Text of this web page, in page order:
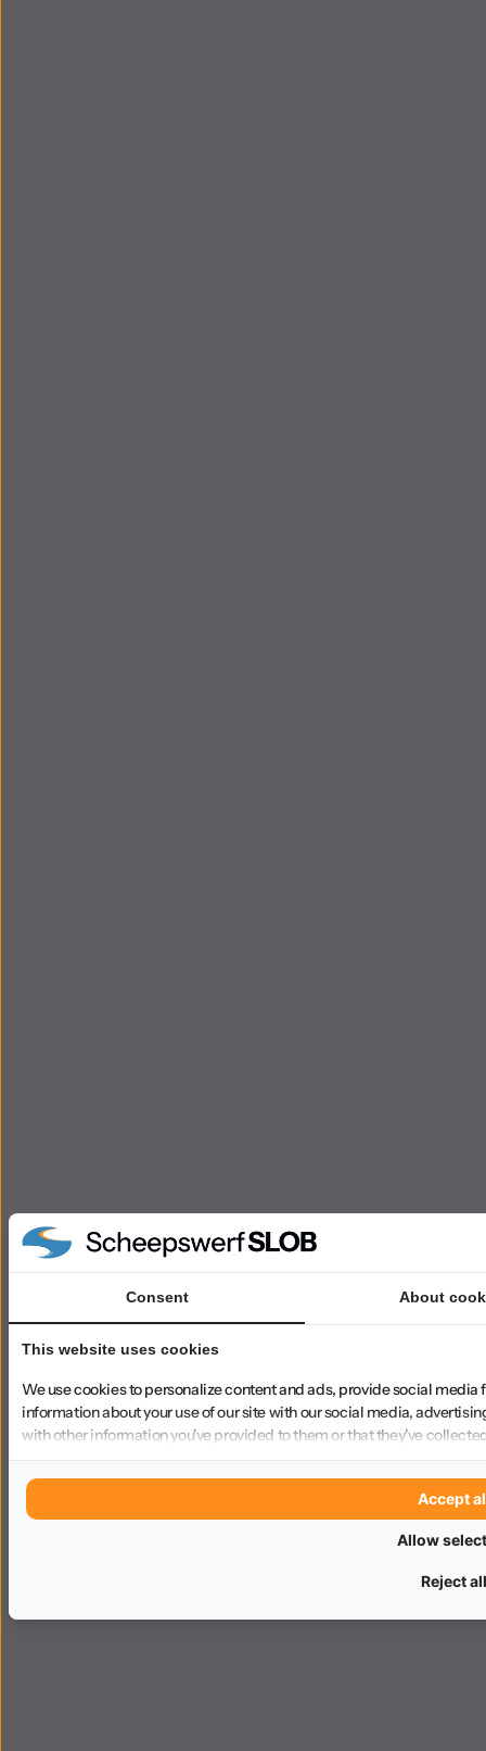
Consent About
This website uses cookies
We use cookies to personalize content and ads, provide social
information about your use of our site with our social media,
with other information you've provided to them or that they've
Reject all
Allow
Accept